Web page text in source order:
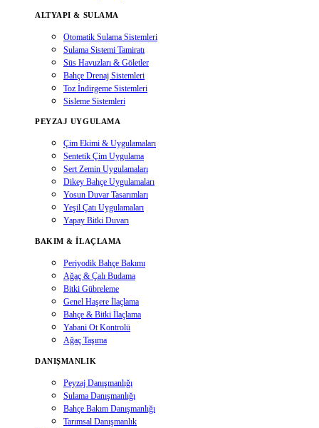
ALTYAPI & SULAMA
Otomatik Sulama Sistemleri
Sulama Sistemi Tamiratı
Süs Havuzları & Göletler
Bahçe Drenaj Sistemleri
Toz İndirgeme Sistemleri
Sisleme Sistemleri
PEYZAJ UYGULAMA
Çim Ekimi & Uygulamaları
Sentetik Çim Uygulama
Sert Zemin Uygulamaları
Dikey Bahçe Uygulamaları
Yosun Duvar Tasarımları
Yeşil Çatı Uygulamaları
Yapay Bitki Duvarı
BAKIM & İLAÇLAMA
Periyodik Bahçe Bakımı
Ağaç & Çalı Budama
Bitki Gübreleme
Genel Haşere İlaçlama
Bahçe & Bitki İlaçlama
Yabani Ot Kontrolü
Ağaç Taşıma
DANIŞMANLIK
Peyzaj Danışmanlığı
Sulama Danışmanlığı
Bahçe Bakım Danışmanlığı
Tarımsal Danışmanlık